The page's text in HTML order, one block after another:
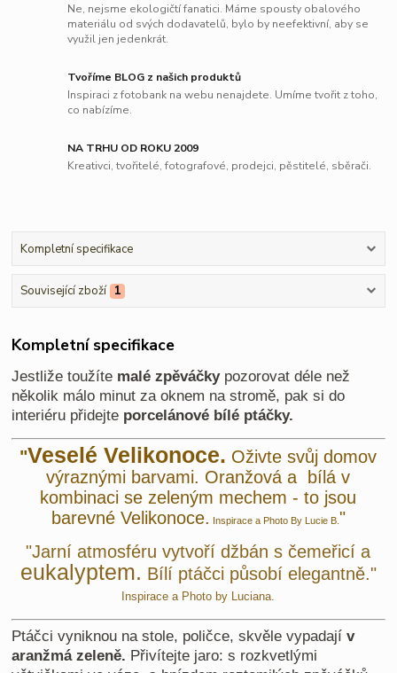
Ne, nejsme ekologičtí fanatici. Máme spousty obalového
materiálu od svých dodavatelů, bylo by neefektivní, aby se
využil jen jedenkrát.
Tvoříme BLOG z našich produktů
Inspiraci z fotobank na webu nenajdete. Umíme tvořit z toho,
co nabízíme.
NA TRHU OD ROKU 2009
Kreativci, tvořitelé, fotografové, prodejci, pěstitelé, sběrači.
Kompletní specifikace
Související zboží 1
Kompletní specifikace
Jestliže toužíte malé zpěváčkypozorovat déle než
několik málo minut za oknem na stromě, pak si do
interiéru přidejte porcelánové bílé ptáčky.
"Veselé Velikonoce. Oživte svůj domov
výraznými barvami. Oranžová a bílá v
kombinaci se zeleným mechem - to jsou
barevné Velikonoce. Inspirace a Photo By Lucie B. "
"Jarní atmosféru vytvoří džbán s čemeřicí a
eukalyptem. Bílí ptáčci působí elegantně."
Inspirace a Photo by Luciana.
Ptáčci vyniknou na stole, poličce, skvěle vypadajív
aranžmá zeleně. Přivítejte jaro: s rozkvetlými